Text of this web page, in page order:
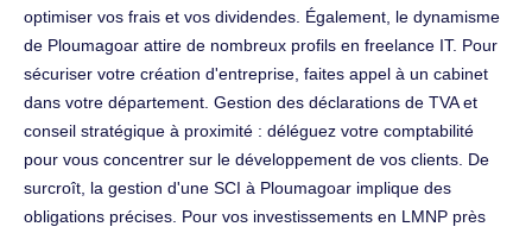
optimiser vos frais et vos dividendes. Également, le dynamisme
de Ploumagoar attire de nombreux profils en freelance IT. Pour
sécuriser votre création d'entreprise, faites appel à un cabinet
dans votre département. Gestion des déclarations de TVA et
conseil stratégique à proximité : déléguez votre comptabilité
pour vous concentrer sur le développement de vos clients. De
surcroît, la gestion d'une SCI à Ploumagoar implique des
obligations précises. Pour vos investissements en LMNP près